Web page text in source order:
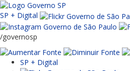
SP + Digital
/governosp
SP + Digital